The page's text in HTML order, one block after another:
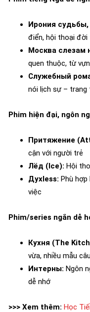
Ирония
điển, hội thoại
Москва слезам
quen thuộc, từ
Служебный
nói lịch sự – trang
Phim hiện đại, ngôn
Притяжение
cận với người trẻ
Лёд (Ice): Hội
Духless: Phù
việc
Phim/series ngắn dễ
Кухня (The
vừa, nhiều mẫu
Интерны: Ngôn
dễ nhớ
>>> Xem thêm: Học